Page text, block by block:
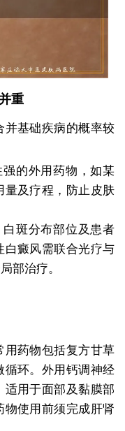
重
并基础疾病的概率较
强的外用药物，如某
量及疗程，防止皮肤
白斑分布部位及患者
白癜风需联合光疗与
部治疗。
用药物包括复方甘草
循环。外用钙调神经
用于面部及黏膜部
使用前须完成肝肾